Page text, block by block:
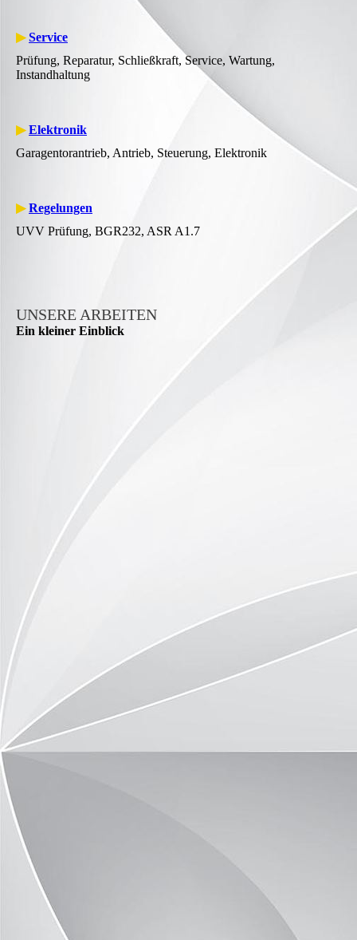
▶ Service
Prüfung, Reparatur, Schließkraft, Service, Wartung,
Instandhaltung
▶ Elektronik
Garagentorantrieb, Antrieb, Steuerung, Elektronik
▶ Regelungen
UVV Prüfung, BGR232, ASR A1.7
UNSERE ARBEITEN
Ein kleiner Einblick